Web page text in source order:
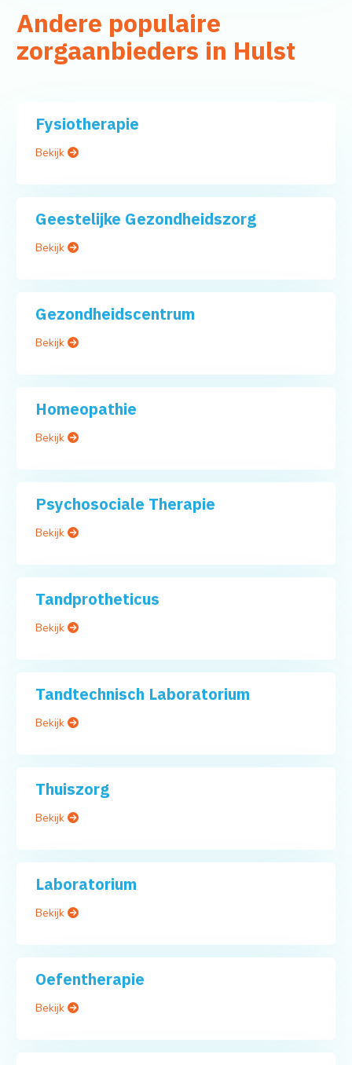
Andere populaire
zorgaanbieders in Hulst
Fysiotherapie
Bekijk
Geestelijke Gezondheidszorg
Bekijk
Gezondheidscentrum
Bekijk
Homeopathie
Bekijk
Psychosociale Therapie
Bekijk
Tandprotheticus
Bekijk
Tandtechnisch Laboratorium
Bekijk
Thuiszorg
Bekijk
Laboratorium
Bekijk
Oefentherapie
Bekijk